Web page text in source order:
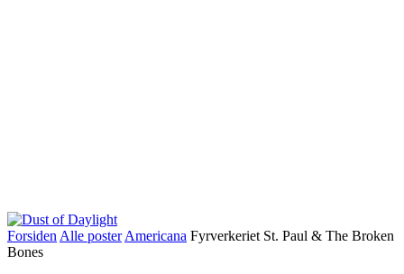
Forsiden Alle poster Americana Fyrverkeriet St. Paul & The Broken
Bones